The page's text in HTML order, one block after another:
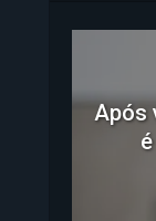
Após